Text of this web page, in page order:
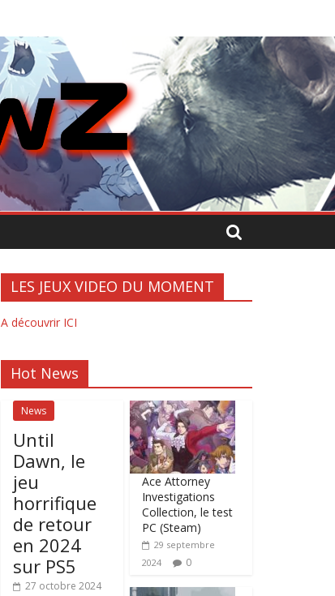
LES JEUX VIDEO DU MOMENT
A découvrir ICI
Hot News
News
Until
Dawn, le
jeu
horrifique
de retour
en 2024
sur PS5
27 octobre 2024
Ace Attorney
Investigations
Collection, le test
PC (Steam)
29 septembre
2024
0